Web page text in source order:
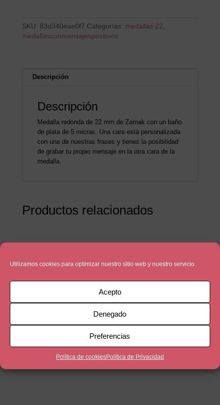
Utilizamos cookies para optimizar nuestro sitio web y nuestro servicio.
Acepto
Denegado
Preferencias
Política de cookiesPolítica de Privacidad
SKU: 83d340eae0f7 Categorías: medallas 22,
medallasconmensajespositivos
Descripción
Descripción
Medalla redonda de 22 mm de Zamak con un baño
de plata de 5 micras. Una cara está personalizada
con una de nuestras frases y tienes la posibilidad
de grabar tu propio mensaje en la otra cara de la
medalla.
Productos relacionados